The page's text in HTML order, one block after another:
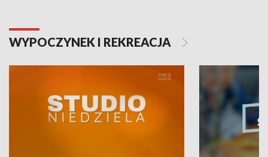
WYPOCZYNEK I REKREACJA